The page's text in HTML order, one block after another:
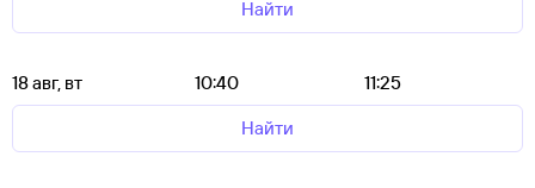
Найти
18 авг, вт 10:40
11:25
Найти